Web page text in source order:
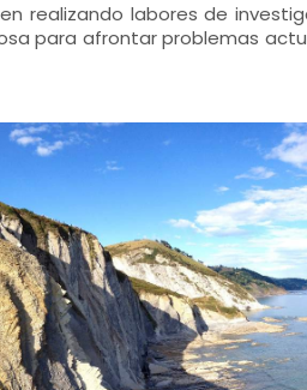
realizando labores de
para afrontar problemas